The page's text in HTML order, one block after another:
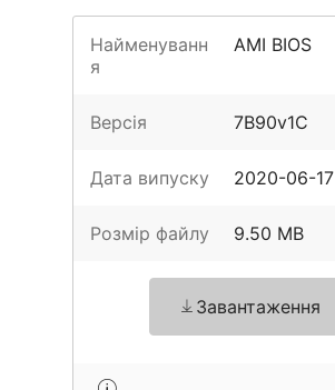
Найменуванн
я
AMI BIOS
Версія 7B90v1C
Дата випуску 2020-06-17
Розмір файлу 9.50 MB
Завантаження